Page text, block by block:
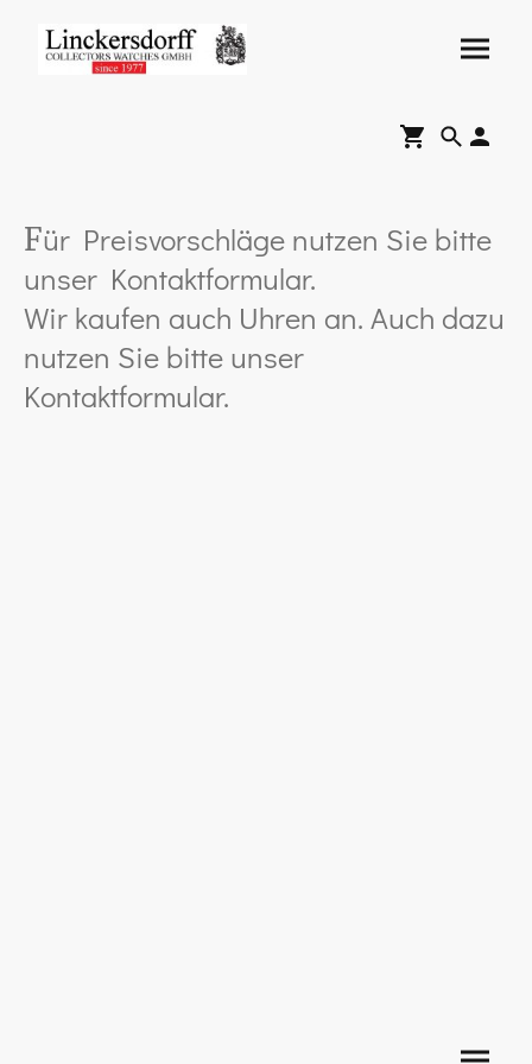
Für Preisvorschläge nutzen Sie bitte
unser Kontaktformular.
Wir kaufen auch Uhren an. Auch dazu
nutzen Sie bitte unser
Kontaktformular.